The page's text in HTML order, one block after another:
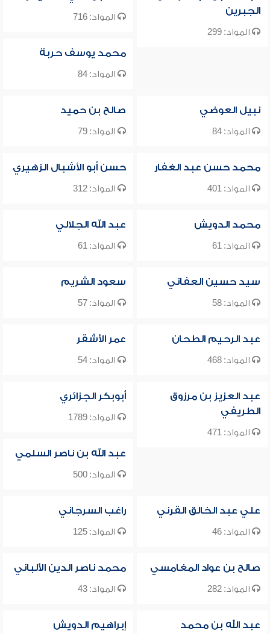
الجبرين
المواد: 299
المواد: 716
محمد يوسف حربة
المواد: 84
نبيل العوضي
المواد: 84
صالح بن حميد
المواد: 79
محمد حسن عبد الغفار
المواد: 401
حسن أبو الأشبال الزهيري
المواد: 312
محمد الدويش
المواد: 61
عبد الله الجلالي
المواد: 61
سيد حسين العفاني
المواد: 58
سعود الشريم
المواد: 57
عبد الرحيم الطحان
المواد: 468
عمر الأشقر
المواد: 54
عبد العزيز بن مرزوق
الطريفي
المواد: 471
أبوبكر الجزائري
المواد: 1789
عبد الله بن ناصر السلمي
المواد: 500
علي عبد الخالق القرني
المواد: 46
راغب السرجاني
المواد: 125
صالح بن عواد المغامسي
المواد: 282
محمد ناصر الدين الألباني
المواد: 43
عبد الله بن محمد إبراهيم الدويش